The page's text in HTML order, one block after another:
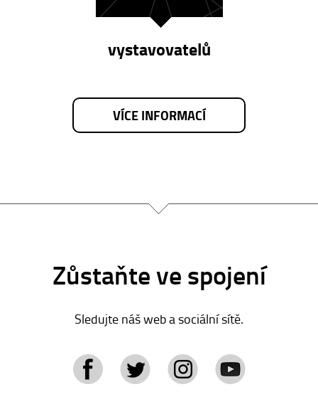
vystavovatelů
VÍCE INFORMACÍ
Zůstaňte ve spojení
Sledujte náš web a sociální sítě.
YouTube